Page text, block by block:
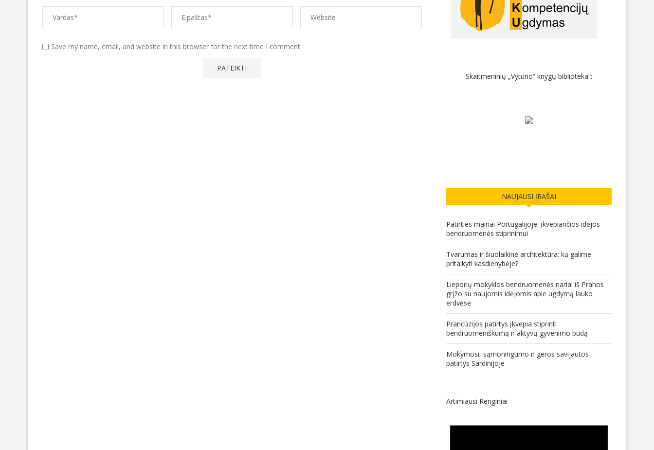
Save my name, email, and website in this browser for the next time I comment.
Skaitmeninių „Vyturio“ knygų biblioteka“:
NAUJAUSI ĮRAŠAI
Patirties mainai Portugalijoje: įkvepiančios idėjos
bendruomenės stiprinimui
Tvarumas ir šiuolaikinė architektūra: ką galime
pritaikyti kasdienybėje?
Lieporių mokyklos bendruomenės nariai iš Prahos
grįžo su naujomis idėjomis apie ugdymą lauko
erdvėse
Prancūzijos patirtys įkvepia stiprinti
bendruomeniškumą ir aktyvų gyvenimo būdą
Mokymosi, sąmoningumo ir geros savijautos
patirtys Sardinijoje
Artimiausi Renginiai